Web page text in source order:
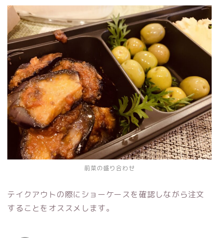
前菜の盛り合わせ
テイクアウトの際にショーケースを確認しながら注文
することをオススメします。